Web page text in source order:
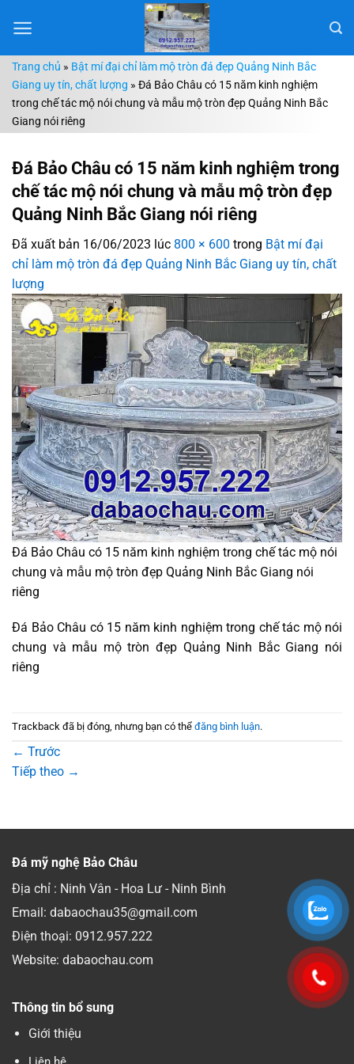
đến
dungTrang chủ » Bật mí đại chỉ làm mộ tròn đá đẹp Quảng Ninh Bắc
Giang uy tín, chất lượng » Đá Bảo Châu có 15 năm kinh nghiệm
trong chế tác mộ nói chung và mẫu mộ tròn đẹp Quảng Ninh Bắc
Giang nói riêng
Đá Bảo Châu có 15 năm kinh nghiệm trong
chế tác mộ nói chung và mẫu mộ tròn đẹp
Quảng Ninh Bắc Giang nói riêng
Đã xuất bản 16/06/2023 lúc 800 × 600 trong Bật mí đại
chỉ làm mộ tròn đá đẹp Quảng Ninh Bắc Giang uy tín, chất
lượng
Đá Bảo Châu có 15 năm kinh nghiệm trong chế tác mộ nói
chung và mẫu mộ tròn đẹp Quảng Ninh Bắc Giang nói
riêng
Đá Bảo Châu có 15 năm kinh nghiệm trong chế tác mộ nói
chung và mẫu mộ tròn đẹp Quảng Ninh Bắc Giang nói
riêng
Trackback đã bị đóng, nhưng bạn có thể đăng bình luận.
← Trước
Tiếp theo →
Đá mỹ nghệ Bảo Châu
Địa chỉ : Ninh Vân - Hoa Lư - Ninh Bình
Email: dabaochau35@gmail.com
Điện thoại: 0912.957.222
Website: dabaochau.com
Thông tin bổ sung
Giới thiệu